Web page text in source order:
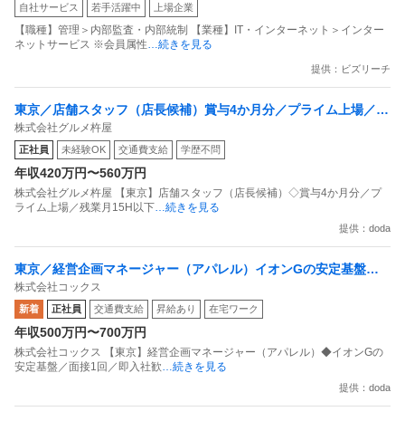
プライアンス推進担当（SBCSD）
自社サービス 若手活躍中 上場企業
【職種】管理＞内部監査・内部統制 【業種】IT・インターネット＞インター
ネットサービス ※会員属性 …続きを見る
提供：ビズリーチ
東京／店舗スタッフ（店長候補）賞与4か月分／プライム上場／残
業月15H以下／新店オープン多数
株式会社グルメ杵屋
正社員 未経験OK 交通費支給 学歴不問
年収420万円〜560万円
株式会社グルメ杵屋 【東京】店舗スタッフ（店長候補）◇賞与4か月分／プ
ライム上場／残業月15H以下 …続きを見る
提供：doda
東京／経営企画マネージャー（アパレル）イオンGの安定基盤／
面接1回／即入社歓迎
株式会社コックス
新着 正社員 交通費支給 昇給あり 在宅ワーク
年収500万円〜700万円
株式会社コックス 【東京】経営企画マネージャー（アパレル）◆イオンGの
安定基盤／面接1回／即入社歓 …続きを見る
提供：doda